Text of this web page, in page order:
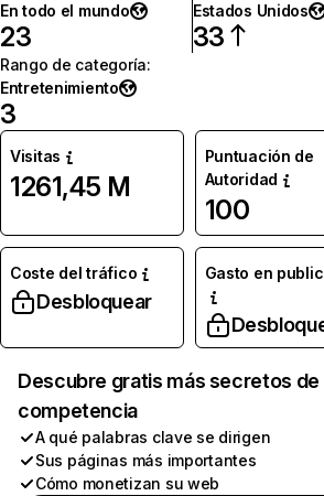
En todo el mundo
23
Estados Unidos
33
Rango de categoría:
Entretenimiento
3
Visitas
1261,45 M
Puntuación de
Autoridad
100
Coste del tráfico
Desbloquear
Gasto en
Descubre gratis más secretos de
competencia
A qué palabras clave se dirigen
Sus páginas más importantes
Cómo monetizan su web